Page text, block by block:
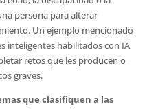
persona para alterar
Un ejemplo mencionado
inteligentes habilitados con IA
retos que les producen o
graves.
que clasifiquen a las